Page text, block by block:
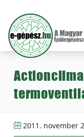
2011. november